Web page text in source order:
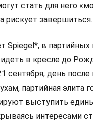
стать для него
рискует завершиться.
в партийных
в кресле до
сентября, день
партийная элита
выступить
интересами